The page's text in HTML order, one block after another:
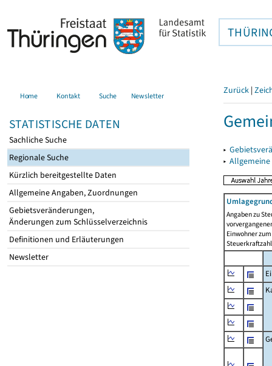
Home Kontakt Suche Newsletter
STATISTISCHE DATEN
Sachliche Suche
Regionale Suche
Kürzlich bereitgestellte Daten
Allgemeine Angaben, Zuordnungen
Gebietsveränderungen,
Änderungen zum Schlüsselverzeichnis
Definitionen und Erläuterungen
Newsletter
Zurück |
▸
▸
Angaben zu
Einwohner